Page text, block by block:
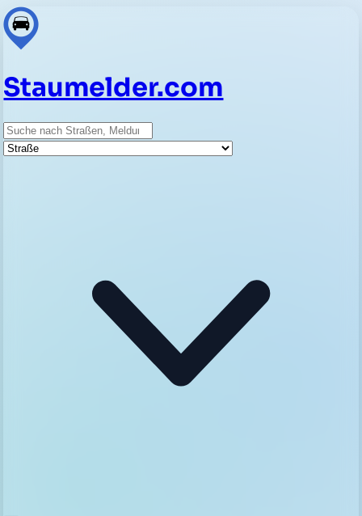
Staumelder.com
Suche
Straße